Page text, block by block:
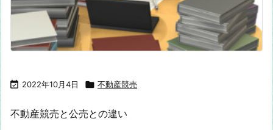
 2022年10月4日  不動産競売
不動産競売と公売との違い